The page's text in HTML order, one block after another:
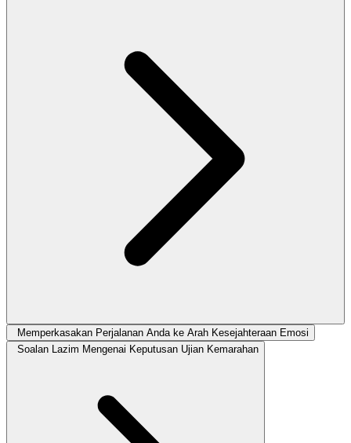
Memperkasakan Perjalanan Anda ke Arah Kesejahteraan Emosi
Soalan Lazim Mengenai Keputusan Ujian Kemarahan